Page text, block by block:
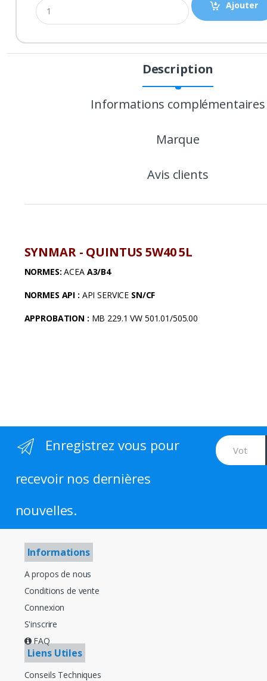
Ajouter
a
r
o
T
a
b
s
Description
Informations complémentaires
Marque
Avis clients
SYNMAR - QUINTUS 5W40 5L
NORMES:ACEAA3/B4
NORMES API : API SERVICE SN/CF
APPROBATION : MB 229.1 VW 501.01/505.00
Enregistrez vous pour
recevoir nos dernières
nouvelles.
Informations
A propos de nous
Conditions de vente
Connexion
S'inscrire
FAQ
Liens Utiles
Conseils Techniques